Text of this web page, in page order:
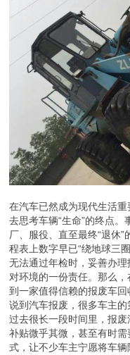
在汽车已然成为现代生活
去思考车辆“生命”的终点
厂、服役、直至最终“退休
程表上数字早已“绕地球三
无法通过年检时，妥善办
对环境的一份责任。那么
到一家值得信赖的报废车回
说到汽车报废，很多车主
过去很长一段时间里，报
补贴微乎其微，甚至有时
式，让不少车主宁愿将车